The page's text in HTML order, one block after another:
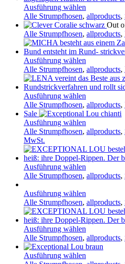
Ausführung wählen
Alle Strumpfhosen, allproducts,
Out
Alle Strumpfhosen, allproducts,
Ausführung wählen
Alle Strumpfhosen, allproducts,
Ausführung wählen
Alle Strumpfhosen, allproducts,
Sale
Ausführung wählen
Alle Strumpfhosen, allproducts,
MwSt.
Ausführung wählen
Alle Strumpfhosen, allproducts,
Ausführung wählen
Alle Strumpfhosen, allproducts,
Ausführung wählen
Alle Strumpfhosen, allproducts,
Ausführung wählen